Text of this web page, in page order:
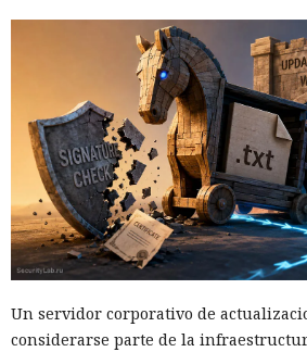
Un servidor corporativo de
considerarse parte de la